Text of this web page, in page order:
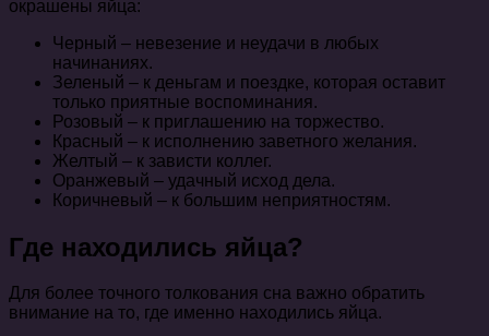
окрашены яйца:
Черный – невезение и неудачи в любых
начинаниях.
Зеленый – к деньгам и поездке, которая оставит
только приятные воспоминания.
Розовый – к приглашению на торжество.
Красный – к исполнению заветного желания.
Желтый – к зависти коллег.
Оранжевый – удачный исход дела.
Коричневый – к большим неприятностям.
Где находились яйца?
Для более точного толкования сна важно обратить
внимание на то, где именно находились яйца.